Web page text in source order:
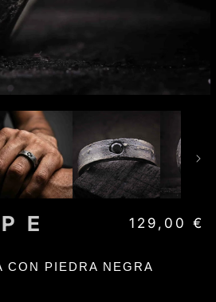
CON PIEDRA NEGRA
Precio
129,00 €